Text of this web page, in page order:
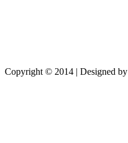
Copyright © 2014 | Designed by